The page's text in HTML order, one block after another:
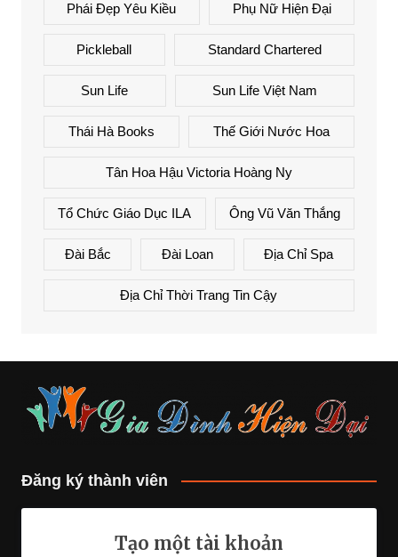
Phái Đẹp Yêu Kiều Phụ Nữ Hiện Đại
Pickleball Standard Chartered
Sun Life Sun Life Việt Nam
Thái Hà Books Thế Giới Nước Hoa
Tân Hoa Hậu Victoria Hoàng Ny
Tổ Chức Giáo Dục ILA Ông Vũ Văn Thắng
Đài Bắc Đài Loan Địa Chỉ Spa
Địa Chỉ Thời Trang Tin Cậy
Đăng ký thành viên
Tạo một tài khoản